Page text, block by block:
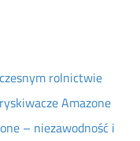
rolnictwie
Amazone
– niezawodność i